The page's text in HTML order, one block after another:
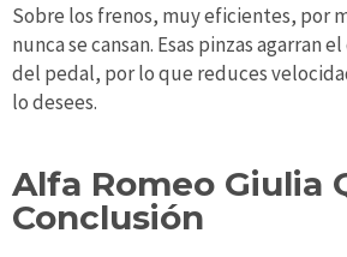
Sobre los frenos, muy eficientes, por
nunca se cansan. Esas pinzas agarran
del pedal, por lo que reduces
lo desees.
Alfa Romeo Giulia
Conclusión